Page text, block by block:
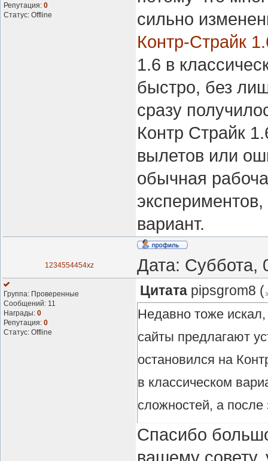
Репутация: 0
Статус: Offline
сильно
Контр-Страйк
1.6 в
быстро, без
сразу
Контр Страйк
вылетов или
обычная
вариант.
1234554454xz Дата:
Группа: Проверенные
Сообщений: 11
Награды: 0
Репутация: 0
Статус: Offline
Цитата pipsgrom8 (
Недавно тоже искал,
сайты предлагают
остановился на
в классическом
сложностей, а после
серверам. У меня
вылетов или
Спасибо